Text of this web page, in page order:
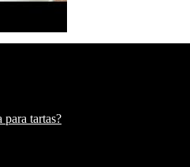
tartas?